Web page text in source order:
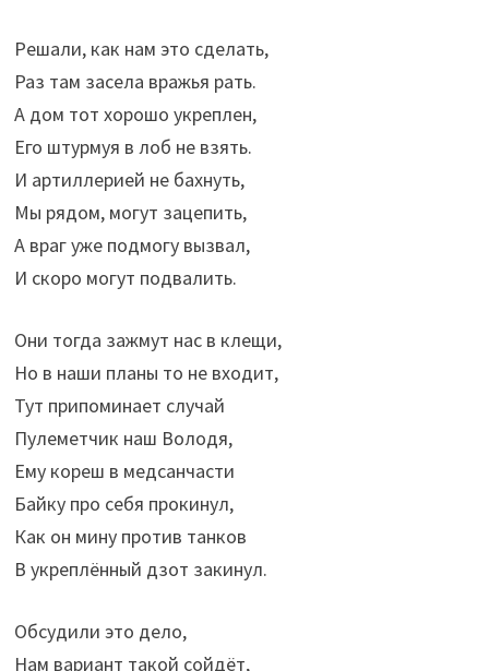
Решали, как нам это сделать,
Раз там засела вражья рать.
А дом тот хорошо укреплен,
Его штурмуя в лоб не взять.
И артиллерией не бахнуть,
Мы рядом, могут зацепить,
А враг уже подмогу вызвал,
И скоро могут подвалить.
Они тогда зажмут нас в клещи,
Но в наши планы то не входит,
Тут припоминает случай
Пулеметчик наш Володя,
Ему кореш в медсанчасти
Байку про себя прокинул,
Как он мину против танков
В укреплённый дзот закинул.
Обсудили это дело,
Нам вариант такой сойдёт,